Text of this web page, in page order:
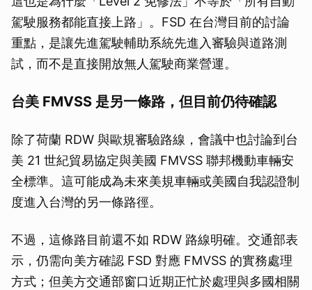
駕駛服務都能直接上路」。FSD 在台灣目前的討論
重點，是讓先進駕駛輔助系統先進入審驗與道路測
試，而不是直接開放無人駕駛商業營運。
台美 FMVSS 是另一條路，但目前仍待確認
除了荷蘭 RDW 與歐規審驗路線，會議中也討論到台
美 21 世紀貿易協定與美國 FMVSS 聯邦機動車輛安
全標準。這可能成為未來美規車輛或美國自我認證制
度進入台灣的另一條路徑。
不過，這條路目前還不如 RDW 路線明確。交通部表
示，仍需向美方確認 FSD 對應 FMVSS 的實務處理
方式；但美方交通部窗口近期正忙於處理與多國相關
取消